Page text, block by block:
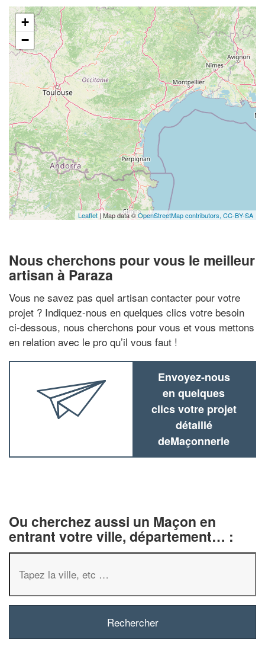
+
−
Leaflet | Map data ©OpenStreetMap contributors, CC-BY-SA
Nous cherchons pour vous le meilleur
artisan à Paraza
Vous ne savez pas quel artisan contacter pour votre
projet ? Indiquez-nous en quelques clics votre besoin
ci-dessous, nous cherchons pour vous et vous mettons
en relation avec le pro qu’il vous faut !
Envoyez-nous
en quelques
clics votre projet
détaillé
deMaçonnerie
Ou cherchez aussi un Maçon en
entrant votre ville, département… :
✕